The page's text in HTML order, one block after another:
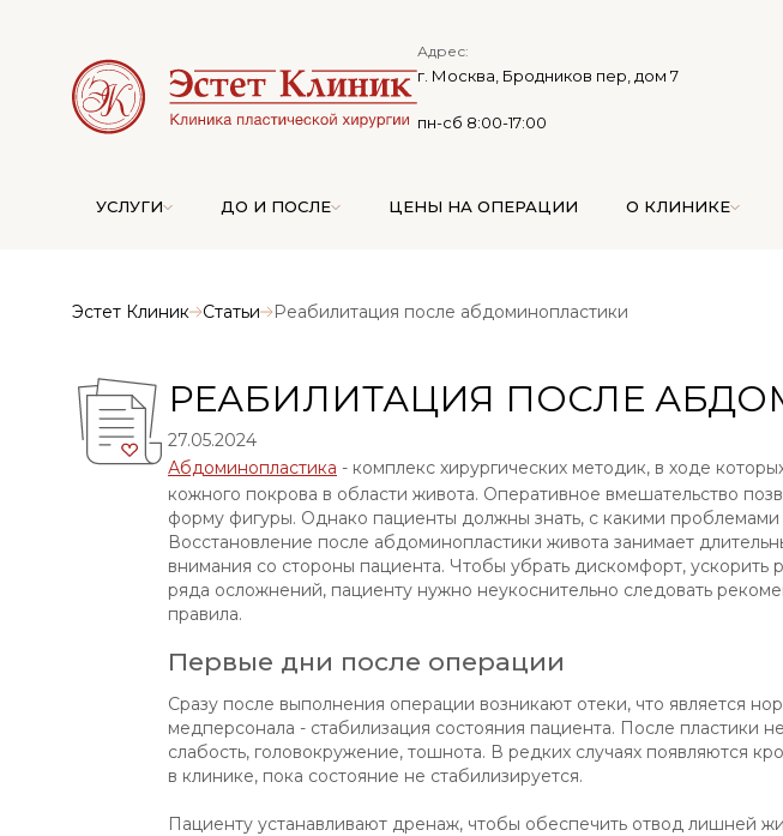
Адрес:
г. Москва, Бродников пер, дом 7
пн-сб 8:00-17:00
УСЛУГИ ДО И ПОСЛЕ ЦЕНЫ НА ОПЕРАЦИИ О КЛИНИКЕ
Эстет Клиник Статьи Реабилитация после абдоминопластики
РЕАБИЛИТАЦИЯ ПОСЛЕ
27.05.2024
Абдоминопластика - комплекс хирургических методик, в ходе
кожного покрова в области живота. Оперативное вмешательство
форму фигуры. Однако пациенты должны знать, с какими проблемами
Восстановление после абдоминопластики живота занимает
внимания со стороны пациента. Чтобы убрать дискомфорт,
ряда осложнений, пациенту нужно неукоснительно следовать
правила.
Первые дни после операции
Сразу после выполнения операции возникают отеки, что является
медперсонала - стабилизация состояния пациента. После пластики
слабость, головокружение, тошнота. В редких случаях появляются
в клинике, пока состояние не стабилизируется.
Пациенту устанавливают дренаж, чтобы обеспечить отвод лишней